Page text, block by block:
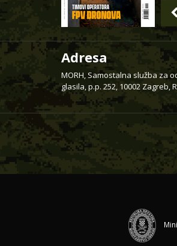
Adresa
MORH, Samostalna služba za
glasila, p.p. 252, 10002 Zagreb,